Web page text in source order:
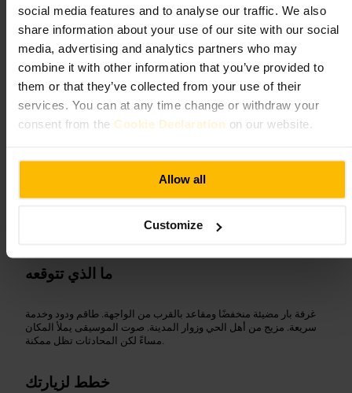
social media features and to analyse our traffic. We also
share information about your use of our site with our social
media, advertising and analytics partners who may
combine it with other information that you’ve provided to
them or that they’ve collected from your use of their
services. You can at any time change or withdraw your
consent from the Cookie Declaration on our website.
Allow all
Customize
الصورة /Corner Bar
“بار الحي للمشروب السهل والوقت المريح”
حياة_ليلية موسيقى_حية
ما الذي تتوقعه
غرفة بار مضيئة منخفضًا ومقاعد بالقرب من الواجهة. طاقم ودود وخدمة
سريعة. مزيج من أهل الحي وزوار المدينة. صوت الموسيقى يملأ المكان
مساءً لكن المحادثات تظل ممكنة.
خطط لزيارتك